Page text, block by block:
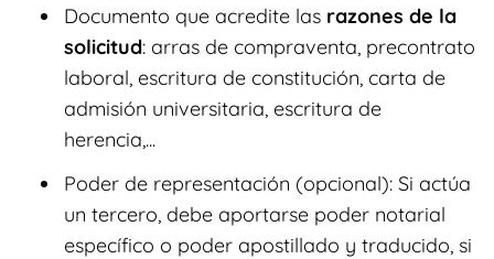
Documento que acredite las razones de la
solicitud: arras de compraventa, precontrato
laboral, escritura de constitución, carta de
admisión universitaria, escritura de
herencia,...
Poder de representación (opcional): Si actúa
un tercero, debe aportarse poder notarial
específico o poder apostillado y traducido, si